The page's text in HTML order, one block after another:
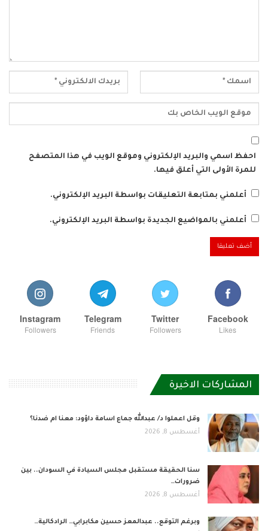
احفظ اسمي والبريد الإلكتروني وموقع الويب في هذا المتصفح
للمرة الأولى التي أعلق فيها.
أعلمني بمتابعة التعليقات بواسطة البريد الإلكتروني.
أعلمني بالمواضيع الجديدة بواسطة البريد الإلكتروني.
Facebook
Likes
Twitter
Followers
Telegram
Friends
Instagram
Followers
المشاركات الاخيرة
وقل اعملوا د/ عبدالله جماع اسامة داؤود: معنا ام ضدنا؟
أغسطس 8, 2026
سنا الحقيقة مستقبل مجلس السيادة في السودان.. بين
ضرورات…
أغسطس 8, 2026
وبرغم التوقع.. عبدالمعز حسين مكابرابي… الرادكالية…